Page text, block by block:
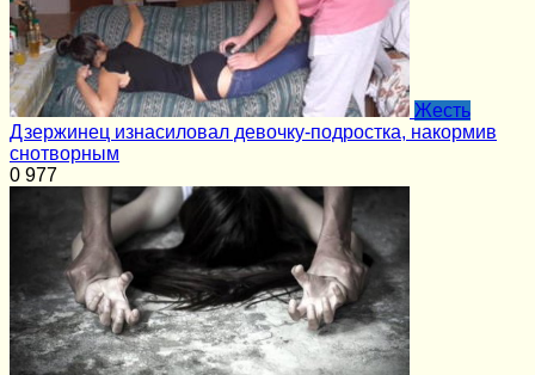
Жесть
Дзержинец изнасиловал девочку-подростка, накормив
снотворным
0 977